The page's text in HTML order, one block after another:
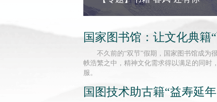
国家图书馆：让文化典籍
不久前的“双节”假期，国家图书馆成为
帙浩繁之中，精神文化需求得以满足的同时
服。
国图技术助古籍“益寿延